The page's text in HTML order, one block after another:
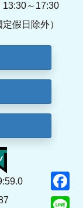
13:30～17:30
假日除外）